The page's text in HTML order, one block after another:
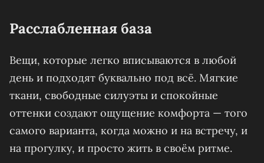
Расслабленная база
Вещи, которые легко вписываются в любой
день и подходят буквально под всё. Мягкие
ткани, свободные силуэты и спокойные
оттенки создают ощущение комфорта — того
самого варианта, когда можно и на встречу, и
на прогулку, и просто жить в своём ритме.